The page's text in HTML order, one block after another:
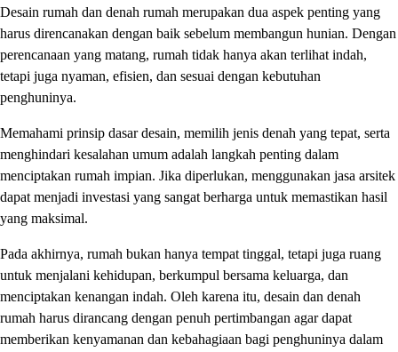
Desain rumah dan denah rumah merupakan dua aspek penting yang
harus direncanakan dengan baik sebelum membangun hunian. Dengan
perencanaan yang matang, rumah tidak hanya akan terlihat indah,
tetapi juga nyaman, efisien, dan sesuai dengan kebutuhan
penghuninya.
Memahami prinsip dasar desain, memilih jenis denah yang tepat, serta
menghindari kesalahan umum adalah langkah penting dalam
menciptakan rumah impian. Jika diperlukan, menggunakan jasa arsitek
dapat menjadi investasi yang sangat berharga untuk memastikan hasil
yang maksimal.
Pada akhirnya, rumah bukan hanya tempat tinggal, tetapi juga ruang
untuk menjalani kehidupan, berkumpul bersama keluarga, dan
menciptakan kenangan indah. Oleh karena itu, desain dan denah
rumah harus dirancang dengan penuh pertimbangan agar dapat
memberikan kenyamanan dan kebahagiaan bagi penghuninya dalam